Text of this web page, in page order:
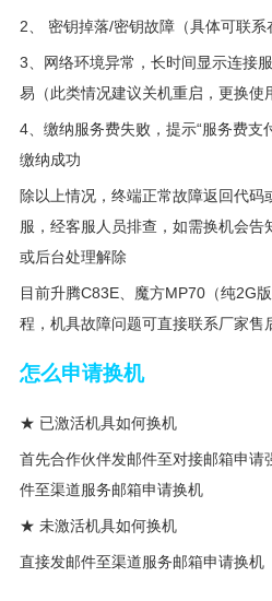
2、 密钥掉落/密钥故障（具体可联系
3、网络环境异常，长时间显示连接
易（此类情况建议关机重启，更换使
4、缴纳服务费失败，提示“服务费支
缴纳成功
除以上情况，终端正常故障返回代码
服，经客服人员排查，如需换机会告
或后台处理解除
目前升腾C83E、魔方MP70（纯2G
程，机具故障问题可直接联系厂家售
怎么申请换机
★ 已激活机具如何换机
首先合作伙伴发邮件至对接邮箱申请
件至渠道服务邮箱申请换机
★ 未激活机具如何换机
直接发邮件至渠道服务邮箱申请换机